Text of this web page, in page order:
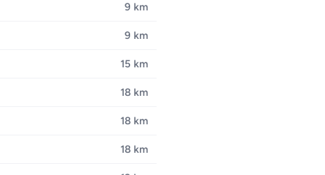
9 km
9 km
15 km
18 km
18 km
18 km